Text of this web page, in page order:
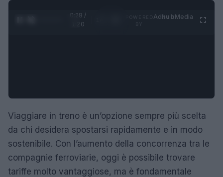
0:29 /
1:20
AdhubMedia
Viaggiare in treno è un’opzione sempre più scelta
da chi desidera spostarsi rapidamente e in modo
sostenibile. Con l’aumento della concorrenza tra le
compagnie ferroviarie, oggi è possibile trovare
tariffe molto vantaggiose, ma è fondamentale